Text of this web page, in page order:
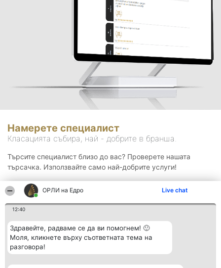
ОРЛИ на Едро Live chat
12:40
Здравейте, радваме се да ви помогнем! 🙂
Моля, кликнете върху съответната тема на
разговора!
Намерете специалист
Класацията събира, най - добрите в бранша.
Търсите специалист близо до вас? Проверете нашата
търсачка. Използвайте само най-добрите услуги!